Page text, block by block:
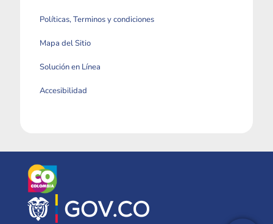
Políticas, Terminos y condiciones
Mapa del Sitio
Solución en Línea
Accesibilidad